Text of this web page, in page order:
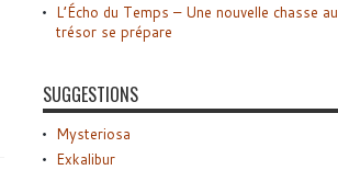
L’Écho du Temps – Une nouvelle chasse au
trésor se prépare
SUGGESTIONS
Mysteriosa
Exkalibur